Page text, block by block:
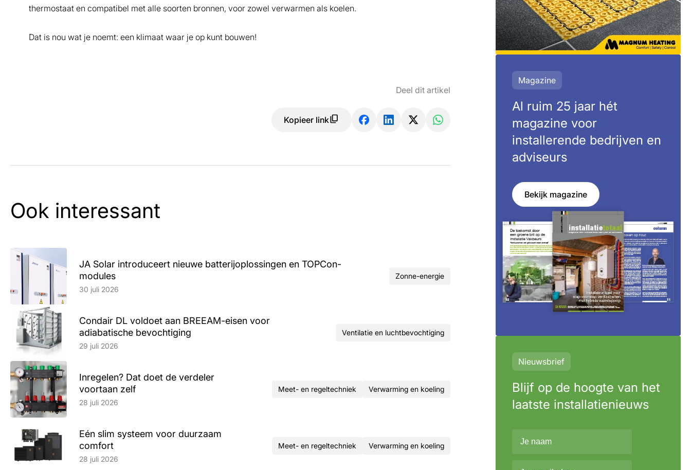
thermostaat en compatibel met alle soorten bronnen, voor zowel verwarmen als koelen.
Dat is nou wat je noemt: een klimaat waar je op kunt bouwen!
Deel dit artikel
Kopieer link
Ook interessant
JA Solar introduceert nieuwe batterijoplossingen en TOPCon-
modules
Lees artikel
30 juli 2026
Zonne-energie
Condair DL voldoet aan BREEAM-eisen voor
adiabatische bevochtiging
Lees artikel
29 juli 2026
Ventilatie en luchtbevochtiging
Inregelen? Dat doet de verdeler
voortaan zelf
Lees artikel
28 juli 2026
Meet- en regeltechniek Verwarming en koeling
Eén slim systeem voor duurzaam
comfort
Lees artikel
28 juli 2026
Meet- en regeltechniek Verwarming en koeling
Magazine
Al ruim 25 jaar hét
magazine voor
installerende bedrijven en
adviseurs
Bekijk magazine
Nieuwsbrief
Blijf op de hoogte van het
laatste installatienieuws